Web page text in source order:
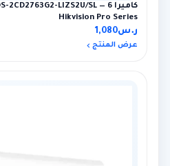
Hikvision Pro Series
ر.س1,080
عرض المنتج